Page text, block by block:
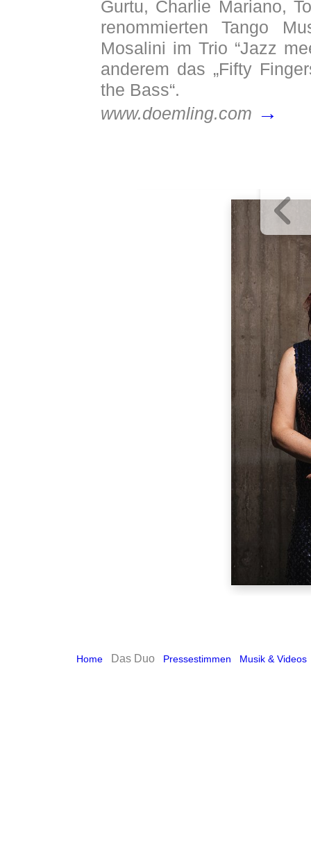
Gurtu, Charlie Mariano,
renommierten Tango
Mosalini im Trio “Jazz
anderem das „Fifty
the Bass“.
www.doemling.com →
Home Das Duo Pressestimmen Musik & Videos